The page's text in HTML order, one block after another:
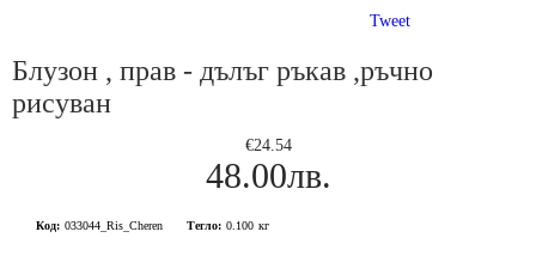
Tweet
Блузон , прав - дълъг ръкав ,ръчно
рисуван
€24.54
48.00лв.
Код: 033044_Ris_Cheren Тегло: 0.100 кг